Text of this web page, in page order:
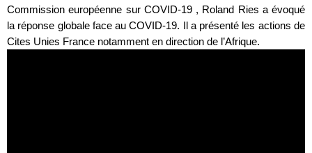
Commission européenne sur COVID-19 , Roland Ries a évoqué
la réponse globale face au COVID-19. Il a présenté les actions de
Cites Unies France notamment en direction de l’Afrique.